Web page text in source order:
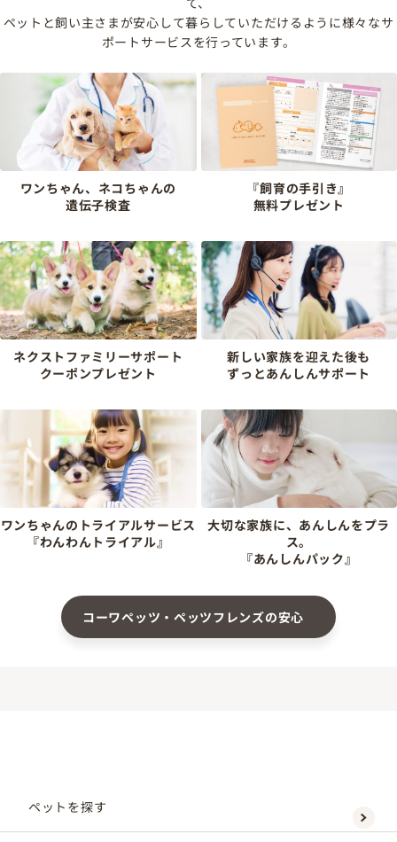
ペットと飼い主さまが安心して暮らしていただけるように様々なサ
ポートサービスを行っています。
ワンちゃん、ネコちゃんの
遺伝子検査
『飼育の手引き』
無料プレゼント
ネクストファミリーサポート
クーポンプレゼント
新しい家族を迎えた後も
ずっとあんしんサポート
ワンちゃんのトライアルサービス
『わんわんトライアル』
大切な家族に、あんしんをプラ
ス。
『あんしんパック』
コーワペッツ・ペッツフレンズの安心
ペットを探す